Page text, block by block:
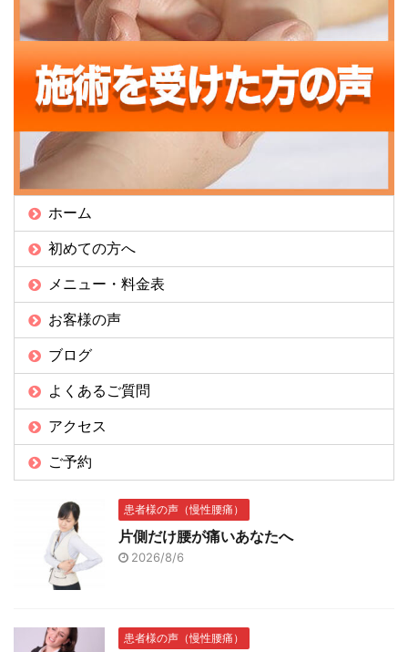
ホーム
初めての方へ
メニュー・料金表
お客様の声
ブログ
よくあるご質問
アクセス
ご予約
患者様の声（慢性腰痛）
片側だけ腰が痛いあなたへ
2026/8/6
患者様の声（慢性腰痛）